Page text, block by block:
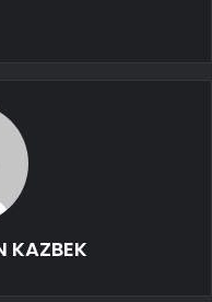
KAZBEK